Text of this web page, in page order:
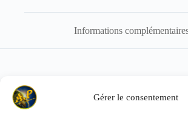
Gérer le consentement
Informations
Référence de remplacement : E12612928